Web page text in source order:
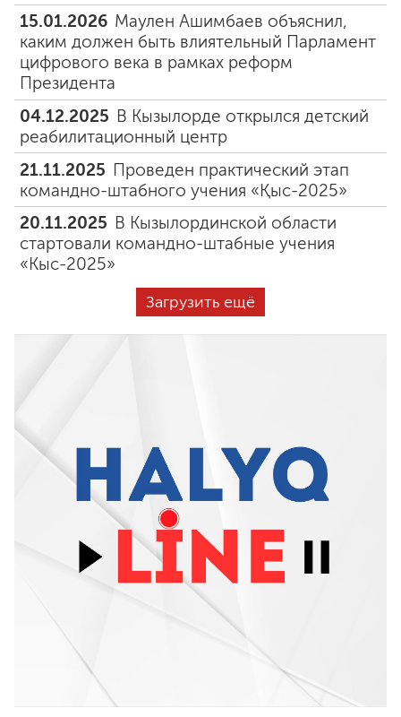
15.01.2026 Маулен Ашимбаев объяснил,
каким должен быть влиятельный Парламент
цифрового века в рамках реформ
Президента
04.12.2025 В Кызылорде открылся детский
реабилитационный центр
21.11.2025 Проведен практический этап
командно-штабного учения «Қыс-2025»
20.11.2025 В Кызылординской области
стартовали командно-штабные учения
«Кыс-2025»
Загрузить ещё